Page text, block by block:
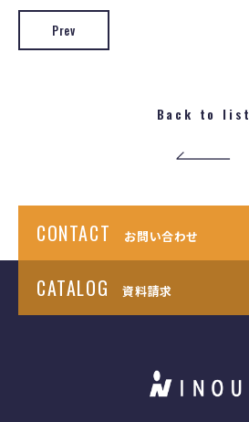
Prev
Back to list
CONTACT お問い合わせ
CATALOG 資料請求